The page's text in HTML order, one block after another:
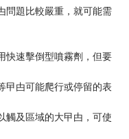
問題比較嚴重，就可能需
快速擊倒型噴霧劑，但要
曱甴可能爬行或停留的表
觸及區域的大曱甴，可使